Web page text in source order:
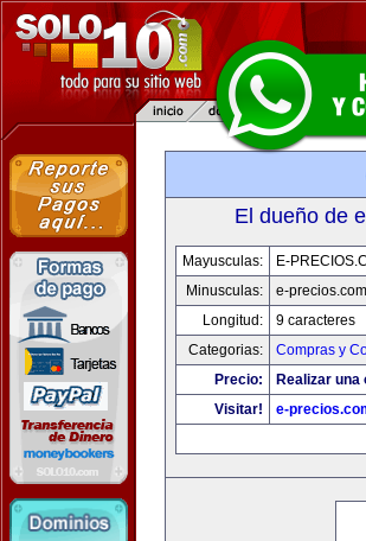
El dueño de
Mayusculas:
E-
Minusculas:
e-precios.com
Longitud:
9 caracteres
Categorias:
Compras y
Precio:
Realizar una
Visitar!
e-